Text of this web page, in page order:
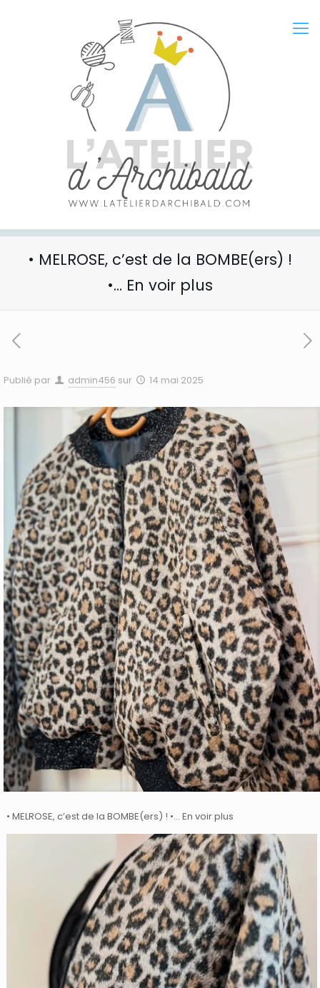
• MELROSE, c’est de la BOMBE(ers) !
•… En voir plus
Publié par admin456 sur 14 mai 2025
• MELROSE, c’est de la BOMBE(ers) ! •… En voir plus